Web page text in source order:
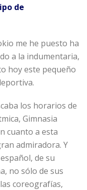
de
me he puesto ha
a la indumentaria,
hoy este pequeño
los horarios de
Gimnasia
cuanto a esta
admiradora. Y
de su
no sólo de sus
coreografías,